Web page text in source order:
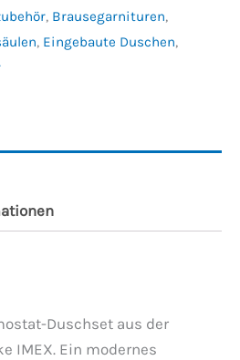
, Brausegarnituren,
, Eingebaute Duschen,
Duschset aus der
IMEX. Ein modernes